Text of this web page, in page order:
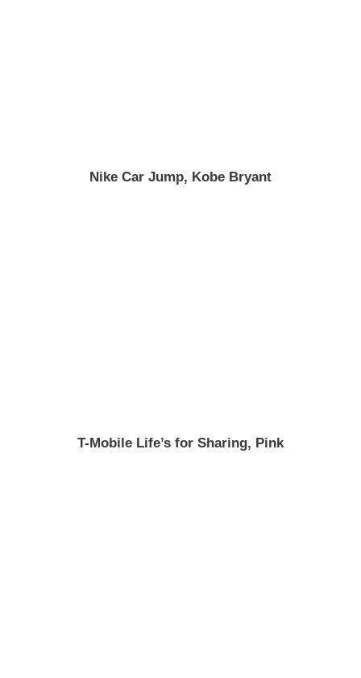
Nike Car Jump, Kobe Bryant
T-Mobile Life’s for Sharing, Pink